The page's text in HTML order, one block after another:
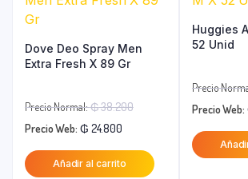
Dove Deo Spray Men
Extra Fresh X 89 Gr
Precio Normal:₲38.200El
original
era:
Precio Web: ₲ 24.800
precio
actual
Añadir al carrito
Huggies
52 Unid
Precio
Precio Web: